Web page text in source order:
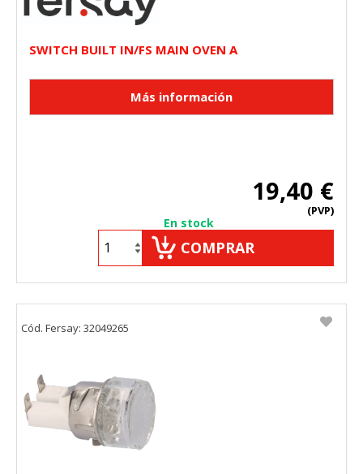
SWITCH BUILT IN/FS MAIN OVEN A
19,40 €
(PVP)
En stock
COMPRAR
Cód. Fersay: 32049265